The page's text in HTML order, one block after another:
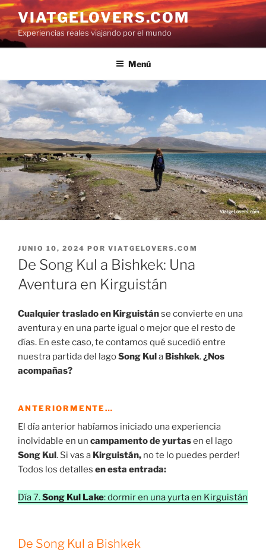
Saltar
al
contenido
VIATGELOVERS.COM
Experiencias reales viajando por el mundo
Menú
PUBLICADO
EL
JUNIO 10, 2024 POR VIATGELOVERS.COM
De Song Kul a Bishkek: Una
Aventura en Kirguistán
Cualquier traslado en Kirguistánse convierte en una
aventura y en una parte igual o mejor que el resto de
días. En este caso, te contamos qué sucedió entre
nuestra partida del lagoSong Kul a Bishkek.¿Nos
acompañas?
ANTERIORMENTE…
El día anterior habíamos iniciado una experiencia
inolvidable en un campamento de yurtasen el lago
Song Kul. Si vas a Kirguistán, no te lo puedes perder!
Todos los detalles en esta entrada:
Día 7.Song Kul Lake: dormir en una yurta en Kirguistán
De Song Kul a Bishkek